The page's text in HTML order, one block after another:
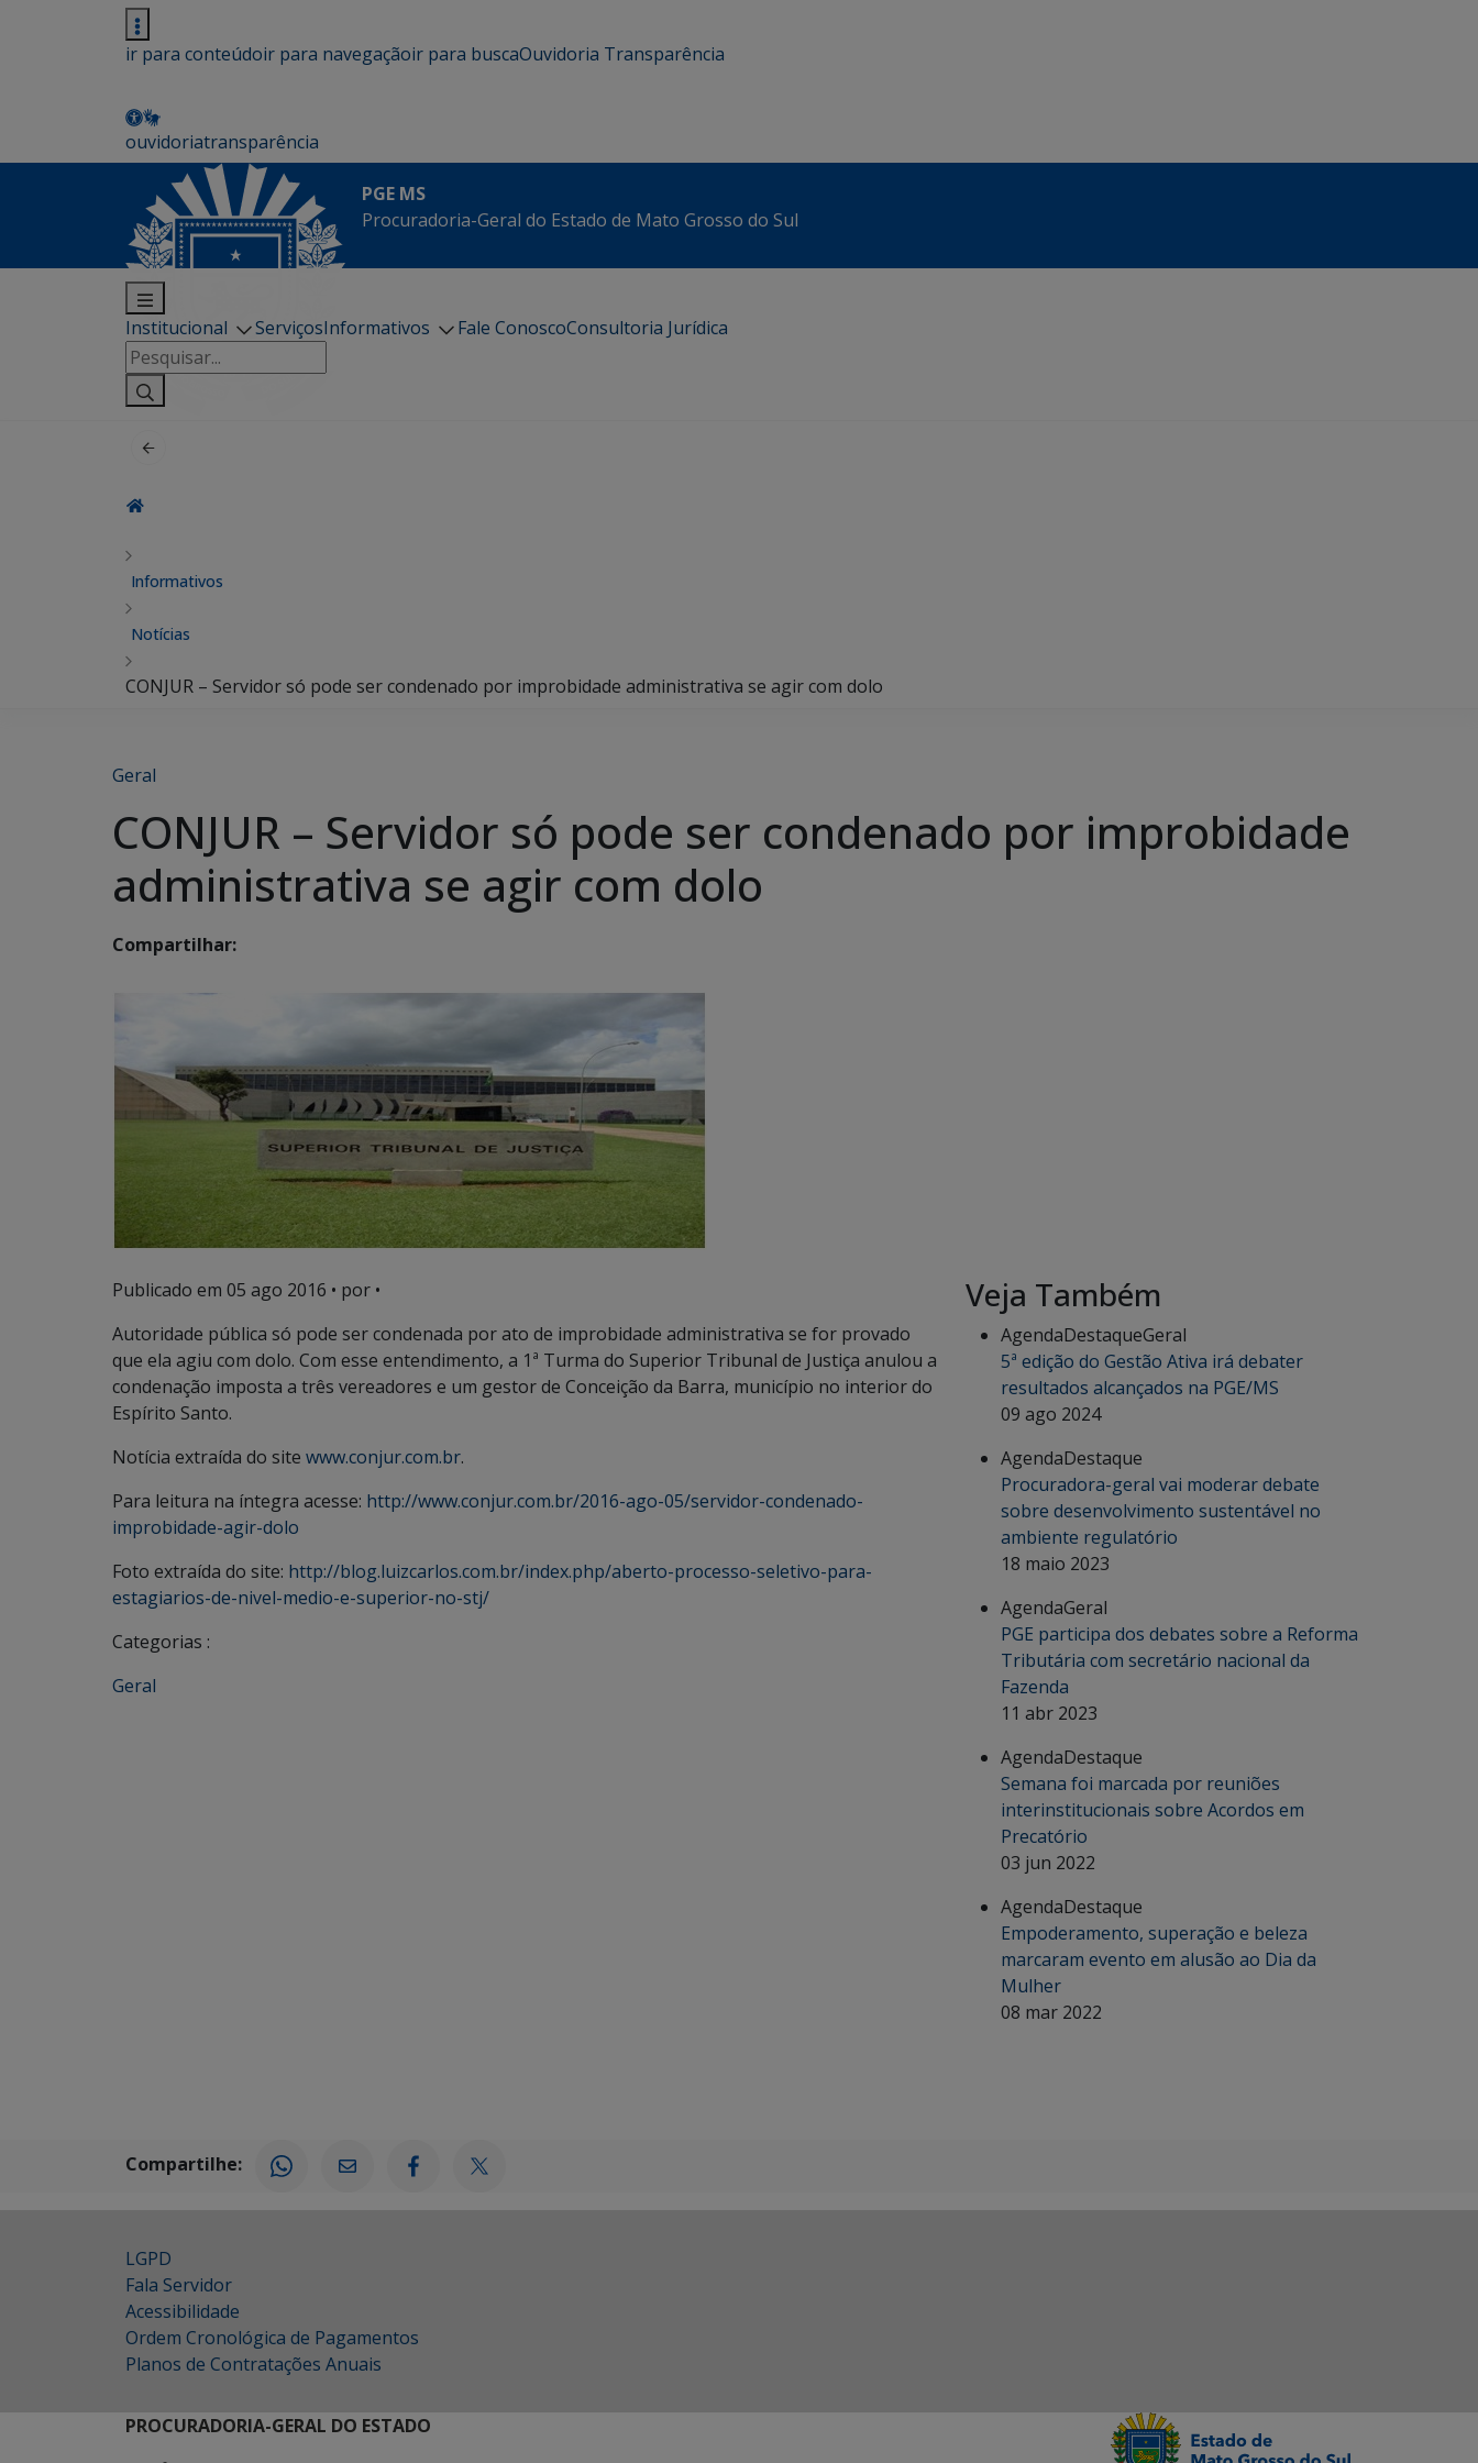
ir para conteúdoir para navegaçãoir para buscaOuvidoria Transparência
ouvidoriatransparência
PGE MS
Procuradoria-Geral do Estado de Mato Grosso do Sul
Institucional ServiçosInformativos Fale ConoscoConsultoria Jurídica
Pesquisar
por:
Informativos
Notícias
CONJUR – Servidor só pode ser condenado por improbidade administrativa se agir com dolo
Geral
CONJUR – Servidor só pode ser condenado por improbidade
administrativa se agir com dolo
Compartilhar:
Publicado em 05 ago 2016 • por •
Autoridade pública só pode ser condenada por ato de improbidade administrativa se for provado
que ela agiu com dolo. Com esse entendimento, a 1ª Turma do Superior Tribunal de Justiça anulou a
condenação imposta a três vereadores e um gestor de Conceição da Barra, município no interior do
Espírito Santo.
Notícia extraída do site www.conjur.com.br.
Para leitura na íntegra acesse: http://www.conjur.com.br/2016-ago-05/servidor-condenado-
improbidade-agir-dolo
Foto extraída do site: http://blog.luizcarlos.com.br/index.php/aberto-processo-seletivo-para-
estagiarios-de-nivel-medio-e-superior-no-stj/
Categorias :
Geral
Veja Também
AgendaDestaqueGeral
5ª edição do Gestão Ativa irá debater
resultados alcançados na PGE/MS
09 ago 2024
AgendaDestaque
Procuradora-geral vai moderar debate
sobre desenvolvimento sustentável no
ambiente regulatório
18 maio 2023
AgendaGeral
PGE participa dos debates sobre a Reforma
Tributária com secretário nacional da
Fazenda
11 abr 2023
AgendaDestaque
Semana foi marcada por reuniões
interinstitucionais sobre Acordos em
Precatório
03 jun 2022
AgendaDestaque
Empoderamento, superação e beleza
marcaram evento em alusão ao Dia da
Mulher
08 mar 2022
Compartilhe:
LGPD
Fala Servidor
Acessibilidade
Ordem Cronológica de Pagamentos
Planos de Contratações Anuais
PROCURADORIA-GERAL DO ESTADO